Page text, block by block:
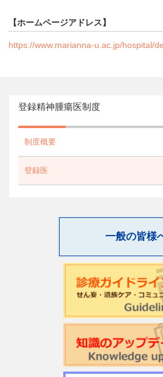
【ホームページアドレス】
https://www.marianna-u.ac.jp/hospital/
登録精神腫瘍医制度
制度概要
登録医
一般の皆様